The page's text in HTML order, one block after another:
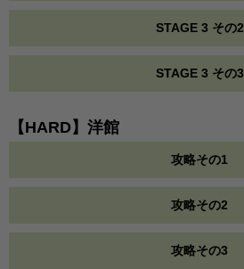
STAGE 3 その2
STAGE 3 その3
【HARD】洋館
攻略その1
攻略その2
攻略その3